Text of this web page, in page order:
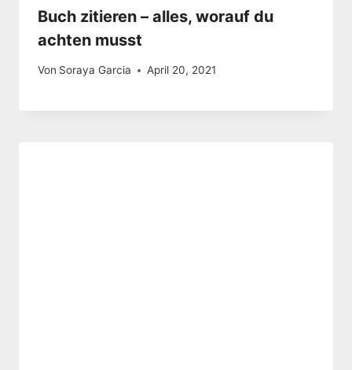
Buch zitieren – alles, worauf du
achten musst
Von Soraya Garcia April 20, 2021